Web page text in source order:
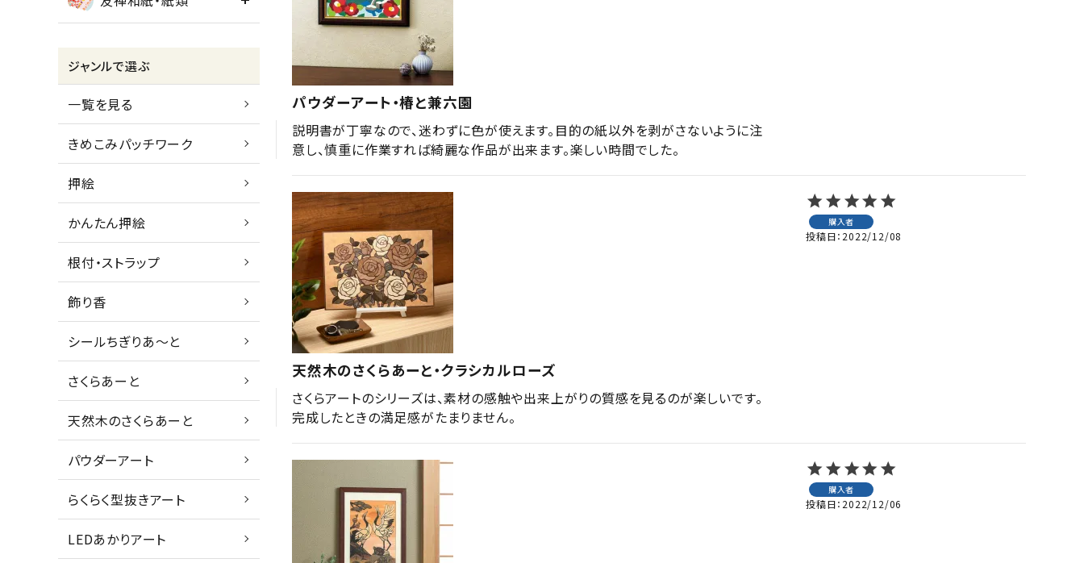
ジャンルで選ぶ
一覧を見る
きめこみパッチワーク
押絵
かんたん押絵
根付・ストラップ
飾り香
シールちぎりあ～と
さくらあーと
天然木のさくらあーと
パウダーアート
らくらく型抜きアート
LEDあかりアート
パウダーアート・椿と兼六園
説明書が丁寧なので、迷わずに色が使えます。目的の紙以外を剥がさないように注
意し、慎重に作業すれば綺麗な作品が出来ます。楽しい時間でした。
天然木のさくらあーと・クラシカルローズ
購入者
投稿日 2022/12/08
さくらアートのシリーズは、素材の感触や出来上がりの質感を見るのが楽しいです。
完成したときの満足感がたまりません。
購入者
投稿日 2022/12/06